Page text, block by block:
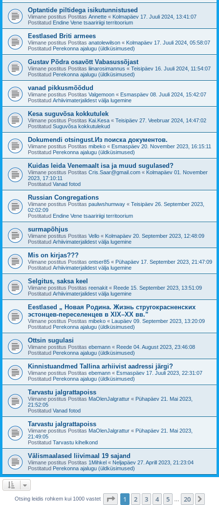
Optantide piltidega isikutunnistused
Viimane postitus Postitas Annette « Kolmapäev 17. Juuli 2024, 13:41:07
Postitatud Endine Vene tsaaririigi territoorium
Eestlased Briti armees
Viimane postitus Postitas anatolewilson « Kolmapäev 17. Juuli 2024, 05:58:07
Postitatud Perekonna ajalugu (üldküsimused)
Gustav Põdra osavõtt Vabasussõjast
Viimane postitus Postitas liinarosimannus « Teisipäev 16. Juuli 2024, 11:54:07
Postitatud Perekonna ajalugu (üldküsimused)
vanad pikkusmõõdud
Viimane postitus Postitas Valgemoon « Esmaspäev 08. Juuli 2024, 15:42:07
Postitatud Arhiivimaterjalidest välja lugemine
Kesa suguvõsa kokkutulek
Viimane postitus Postitas Kai.Kesa « Teisipäev 27. Veebruar 2024, 14:47:02
Postitatud Suguvõsa kokkutulekud
Dokumendi otsingust.Из поиска документов.
Viimane postitus Postitas mibeko « Esmaspäev 20. November 2023, 16:15:11
Postitatud Perekonna ajalugu (üldküsimused)
Kuidas leida Venemaalt isa ja muud sugulased?
Viimane postitus Postitas Cris.Saar@gmail.com « Kolmapäev 01. November
2023, 17:10:11
Postitatud Vanad fotod
Russian Congregations
Viimane postitus Postitas paulwshumway « Teisipäev 26. September 2023,
02:02:09
Postitatud Endine Vene tsaaririigi territoorium
surmapõhjus
Viimane postitus Postitas Vello « Kolmapäev 20. September 2023, 12:48:09
Postitatud Arhiivimaterjalidest välja lugemine
Mis on kirjas???
Viimane postitus Postitas ontser85 « Pühapäev 17. September 2023, 21:47:09
Postitatud Arhiivimaterjalidest välja lugemine
Selgitus, saksa keel
Viimane postitus Postitas reenakit « Reede 15. September 2023, 13:51:09
Postitatud Arhiivimaterjalidest välja lugemine
Eestlased „ Новая Родина. Жизнь стругокрасненских
эстонцев-переселенцев в XIX–XX вв.”
Viimane postitus Postitas mibeko « Laupäev 09. September 2023, 13:20:09
Postitatud Perekonna ajalugu (üldküsimused)
Ottsin sugulasi
Viimane postitus Postitas ebemann « Reede 04. August 2023, 23:46:08
Postitatud Perekonna ajalugu (üldküsimused)
Kinnistuandmed Tallina arhiivist aadressi järgi?
Viimane postitus Postitas ebemann « Esmaspäev 17. Juuli 2023, 22:31:07
Postitatud Perekonna ajalugu (üldküsimused)
Tarvastu jalgrattapoiss
Viimane postitus Postitas MaOlenJalgrattur « Pühapäev 21. Mai 2023,
21:52:05
Postitatud Vanad fotod
Tarvastu jalgrattapoiss
Viimane postitus Postitas MaOlenJalgrattur « Pühapäev 21. Mai 2023,
21:49:05
Postitatud Tarvastu kihelkond
Välismaalased liivimaal 19 sajand
Viimane postitus Postitas 1Mihkel « Neljapäev 27. Aprill 2023, 21:23:04
Postitatud Perekonna ajalugu (üldküsimused)
Otsing leidis rohkem kui 1000 vastet 1 . leht20 -st
1 2 3 4 5 20